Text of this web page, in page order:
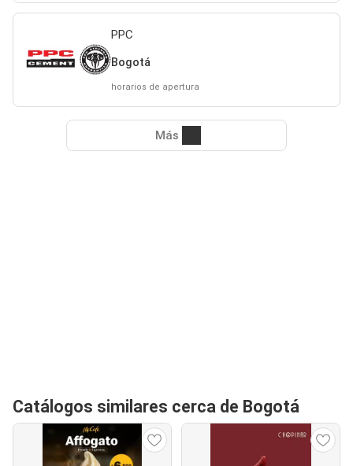
PPC
Bogotá
horarios de apertura
Más
Catálogos similares cerca de Bogotá